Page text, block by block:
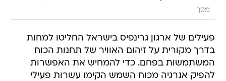
מסך
פעילים של ארגון גרינפיס בישראל החליטו למחות
בדרך מקורית על זיהום האוויר של תחנות הכוח
המשתמשות בפחם. כדי להמחיש את האפשרות
להפיק אנרגיה מכוח השמש הקימו עשרות פעילי